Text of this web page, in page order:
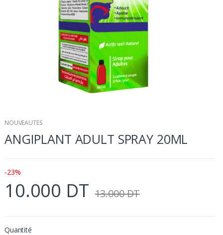
NOUVEAUTES
ANGIPLANT ADULT SPRAY 20ML
-23%
10.000 DT 13.000 DT
Quantité